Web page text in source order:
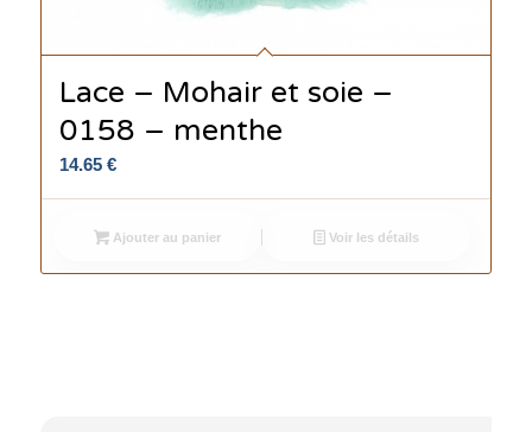
Lace – Mohair et soie –
0158 – menthe
14.65 €
Ajouter au panier Voir les détails